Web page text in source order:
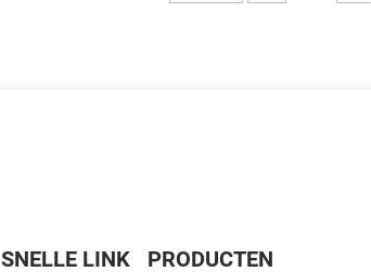
SNELLE LINK PRODUCTEN